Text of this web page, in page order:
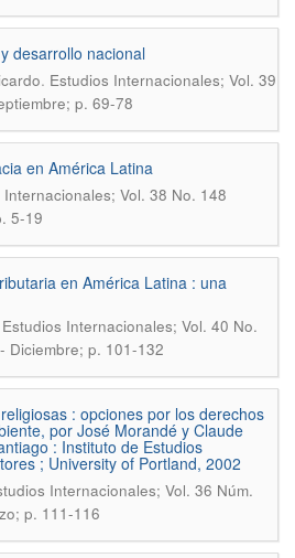
desarrollo nacional
. Estudios Internacionales; Vol. 39
p. 69-78
en América Latina
Internacionales; Vol. 38 No. 148
5-19
en América Latina : una
Estudios Internacionales; Vol. 40 No.
Diciembre; p. 101-132
: opciones por los derechos
por José Morandé y Claude
: Instituto de Estudios
; University of Portland, 2002
Internacionales; Vol. 36 Núm.
p. 111-116